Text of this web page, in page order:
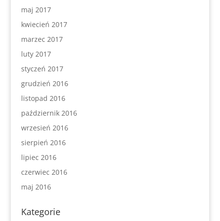
maj 2017
kwiecień 2017
marzec 2017
luty 2017
styczeń 2017
grudzień 2016
listopad 2016
październik 2016
wrzesień 2016
sierpień 2016
lipiec 2016
czerwiec 2016
maj 2016
Kategorie